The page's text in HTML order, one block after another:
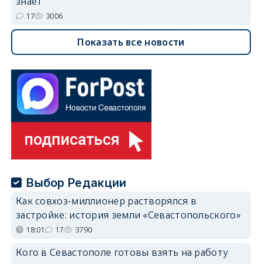
17 3006
Показать все новости
Выбор Редакции
Как совхоз-миллионер растворялся в
застройке: история земли «Севастопольского»
18:01 17 3790
Кого в Севастополе готовы взять на работу